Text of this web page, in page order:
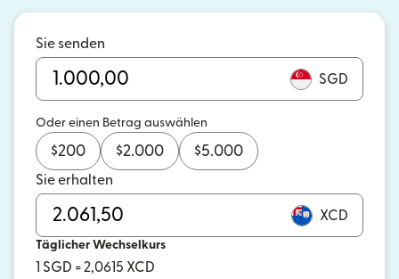
Sie senden
SGD
Oder einen Betrag auswählen
$200 $2.000 $5.000
Sie erhalten
XCD
Täglicher Wechselkurs
1 SGD = 2,0615 XCD